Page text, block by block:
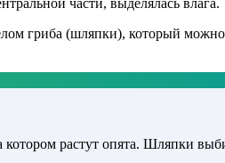
гриба (шляпки), который
растут опята. Шляпки